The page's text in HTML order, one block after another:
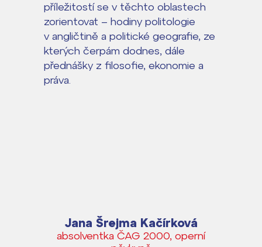
příležitostí se v těchto oblastech
zorientovat – hodiny politologie
v angličtině a politické geografie, ze
kterých čerpám dodnes, dále
přednášky z filosofie, ekonomie a
práva.
Jana Šrejma Kačírková
absolventka ČAG 2000, operní